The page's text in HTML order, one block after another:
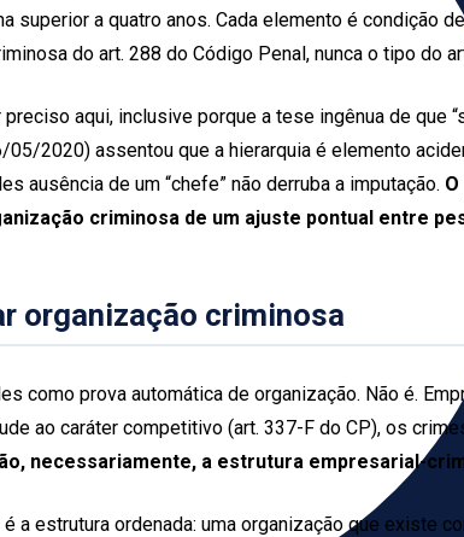
a quatro anos. Cada elemento é condição
do art. 288 do Código Penal, nunca o tipo do
aqui, inclusive porque a tese ingênua de que
05/2020) assentou que a hierarquia é elemento
ausência de um “chefe” não derruba a imputação.
criminosa de um ajuste pontual entre
organização criminosa
como prova automática de organização. Não é.
ao caráter competitivo (art. 337-F do CP), os
necessariamente, a estrutura empresarial-
a estrutura ordenada: uma organização que existe